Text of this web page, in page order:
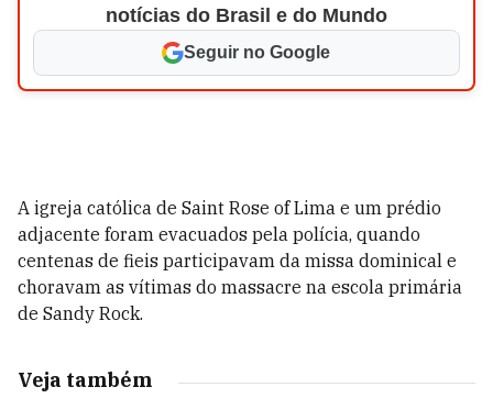
notícias do Brasil e do Mundo
Seguir no Google
A igreja católica de Saint Rose of Lima e um prédio
adjacente foram evacuados pela polícia, quando
centenas de fieis participavam da missa dominical e
choravam as vítimas do massacre na escola primária
de Sandy Rock.
Veja também